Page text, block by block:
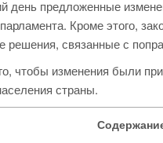
день предложенные
Кроме этого,
решения, связанные с
чтобы изменения были
страны.